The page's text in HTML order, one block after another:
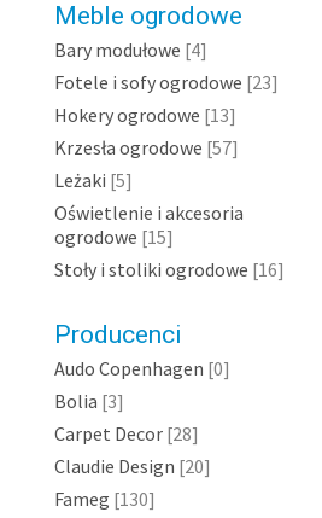
Meble ogrodowe
Bary modułowe [4]
Fotele i sofy ogrodowe [23]
Hokery ogrodowe [13]
Krzesła ogrodowe [57]
Leżaki [5]
Oświetlenie i akcesoria
ogrodowe [15]
Stoły i stoliki ogrodowe [16]
Producenci
Audo Copenhagen [0]
Bolia [3]
Carpet Decor [28]
Claudie Design [20]
Fameg [130]